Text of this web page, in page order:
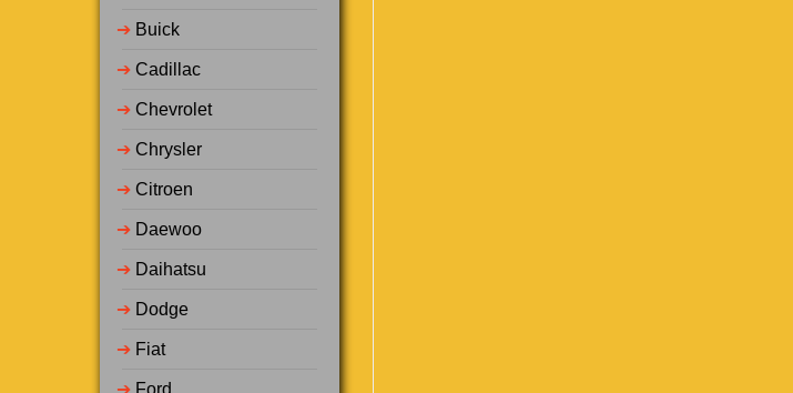
➔ Buick
➔ Cadillac
➔ Chevrolet
➔ Chrysler
➔ Citroen
➔ Daewoo
➔ Daihatsu
➔ Dodge
➔ Fiat
➔ Ford